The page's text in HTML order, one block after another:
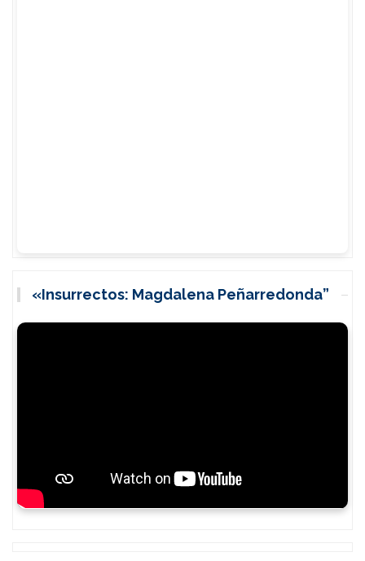
«Insurrectos: Magdalena Peñarredonda”